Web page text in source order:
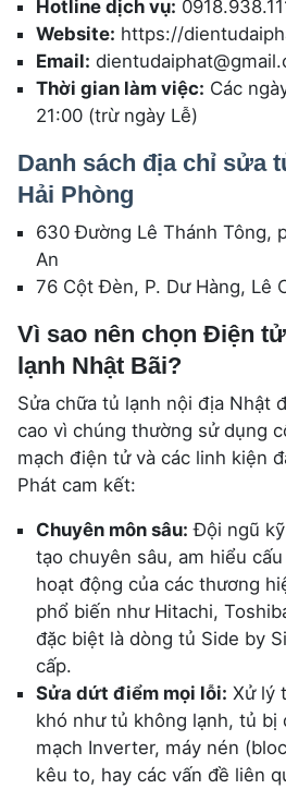
Hotline dịch vụ:
Website: https://
Email:
Thời gian làm việc: Các
21:00 (trừ ngày Lễ)
Danh sách địa chỉ sửa
Hải Phòng
630 Đường Lê Thánh Tông,
An
76 Cột Đèn, P. Dư Hàng, Lê
Vì sao nên chọn Điện
lạnh Nhật Bãi?
Sửa chữa tủ lạnh nội địa Nhật
cao vì chúng thường sử dụng
mạch điện tử và các linh kiện
Phát cam kết:
Chuyên môn sâu: Đội ngũ
tạo chuyên sâu, am hiểu
hoạt động của các thương
phổ biến như Hitachi,
đặc biệt là dòng tủ Side by
cấp.
Sửa dứt điểm mọi lỗi: Xử lý
khó như tủ không lạnh, tủ bị
mạch Inverter, máy nén
kêu to, hay các vấn đề liên